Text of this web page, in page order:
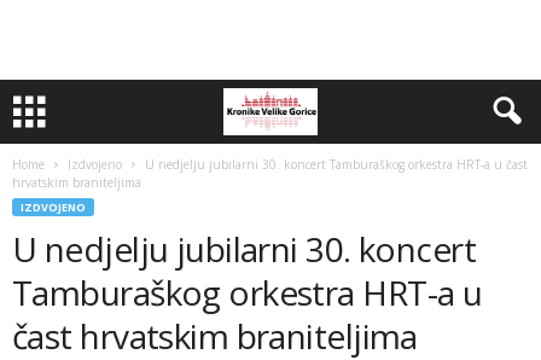
Home Izdvojeno
U nedjelju jubilarni 30. koncert Tamburaškog orkestra HRT-a u čast
hrvatskim braniteljima
IZDVOJENO
U nedjelju jubilarni 30. koncert
Tamburaškog orkestra HRT-a u
čast hrvatskim braniteljima